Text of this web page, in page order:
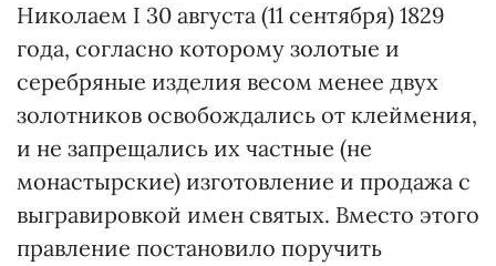
Николаем I 30 августа (11 сентября) 1829
года, согласно которому золотые и
серебряные изделия весом менее двух
золотников освобождались от клеймения,
и не запрещались их частные (не
монастырские) изготовление и продажа с
выгравировкой имен святых. Вместо этого
правление постановило поручить